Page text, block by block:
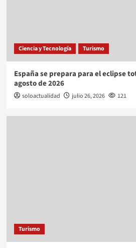
Ciencia y Tecnología Turismo
España se prepara para el eclipse
agosto de 2026
soloactualidad julio 26, 2026 121
Turismo